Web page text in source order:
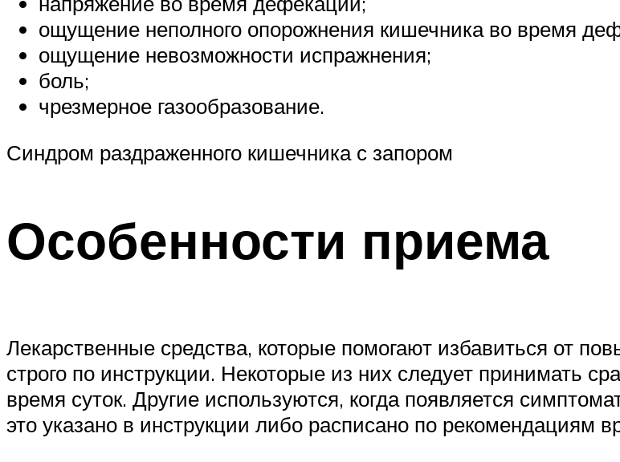
ощущение неполного опорожнения кишечника во время
ощущение невозможности испражнения;
боль;
чрезмерное газообразование.
Синдром раздраженного кишечника с запором
Особенности приема
Лекарственные средства, которые помогают избавиться от
строго по инструкции. Некоторые из них следует принимать
время суток. Другие используются, когда появляется
это указано в инструкции либо расписано по рекомендациям